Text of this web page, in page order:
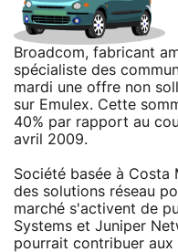
Broadcom, fabricant
spécialiste des
mardi une offre non
sur Emulex. Cette
40% par rapport au
avril 2009.
Société basée à Costa
des solutions réseau
marché s'activent de
Systems et Juniper
pourrait contribuer